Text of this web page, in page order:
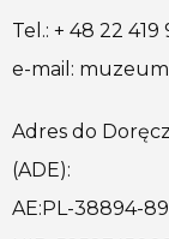
Tel.: + 48 22 419
e-mail:
Adres do
(ADE):
AE:PL-38894-